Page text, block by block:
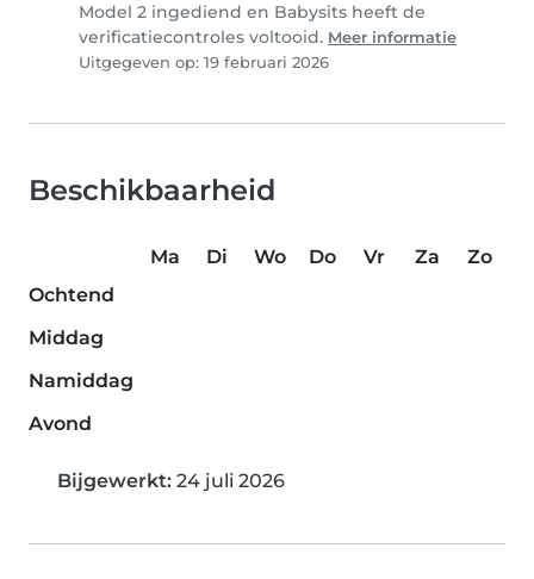
Model 2 ingediend en Babysits heeft de
verificatiecontroles voltooid. Meer informatie
Uitgegeven op: 19 februari 2026
Beschikbaarheid
Ma Di Wo Do Vr Za
Zo
Ochtend
Middag
Namiddag
Avond
Bijgewerkt: 24 juli 2026